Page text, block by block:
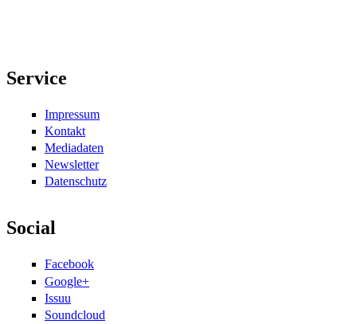
Service
Impressum
Kontakt
Mediadaten
Newsletter
Datenschutz
Social
Facebook
Google+
Issuu
Soundcloud